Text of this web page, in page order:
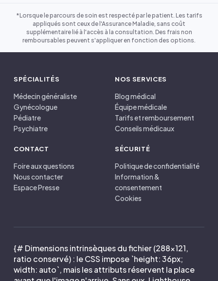
*Lorsque le parcours de soin est respecté par le patient. Les tarifs
appliqués sont ceux de l'Assurance Maladie, sans coût
supplémentaire lié à l'accès à la consultation. Des frais non
remboursables peuvent s'appliquer en fonction des options.
SPÉCIALITÉS
Médecin généraliste
Gynécologue
Pédiatre
Psychiatre
NOS SERVICES
Blog médical
Équipe médicale
Tarifs et remboursement
Conseils médicaux
CONTACT
Foire aux questions
Nous contacter
Espace Presse
SÉCURITÉ
Politique de confidentialité
Information &
consentement
Cookies
{# Dimensions intrinsèques du fichier (288×121,
ratio conservé) : le CSS impose `height: 36px;
width: auto`, mais les attributs réservent la place